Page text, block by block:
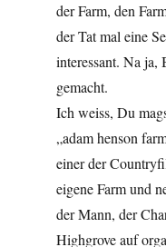
der Farm, den
der Tat mal eine
interessant. Na
gemacht.
Ich weiss, Du
„adam henson
einer der
eigene Farm und
der Mann, der
Highgrove auf